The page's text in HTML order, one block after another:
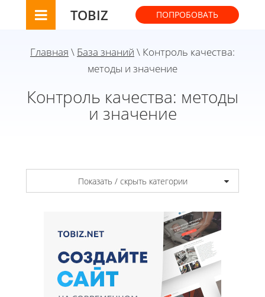
TOBIZ ПОПРОБОВАТЬ
Главная \ База знаний \ Контроль качества:
методы и значение
Контроль качества: методы
и значение
Показать / скрыть категории